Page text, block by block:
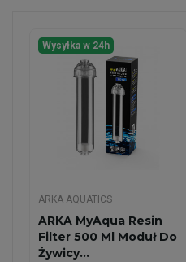
Wysyłka w 24h
ARKA AQUATICS
ARKA MyAqua Resin
Filter 500 Ml Moduł Do
Żywicy...